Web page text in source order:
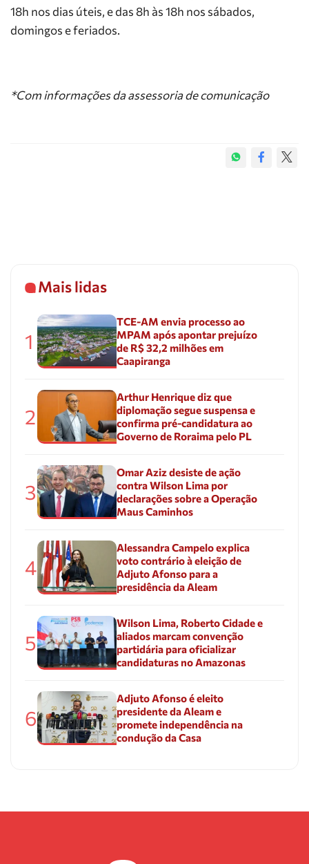
18h nos dias úteis, e das 8h às 18h nos sábados,
domingos e feriados.
*Com informações da assessoria de comunicação
Mais lidas
1
TCE-AM envia processo ao
MPAM após apontar prejuízo
de R$ 32,2 milhões em
Caapiranga
2
Arthur Henrique diz que
diplomação segue suspensa e
confirma pré-candidatura ao
Governo de Roraima pelo PL
3
Omar Aziz desiste de ação
contra Wilson Lima por
declarações sobre a Operação
Maus Caminhos
4
Alessandra Campelo explica
voto contrário à eleição de
Adjuto Afonso para a
presidência da Aleam
5
Wilson Lima, Roberto Cidade e
aliados marcam convenção
partidária para oficializar
candidaturas no Amazonas
6
Adjuto Afonso é eleito
presidente da Aleam e
promete independência na
condução da Casa